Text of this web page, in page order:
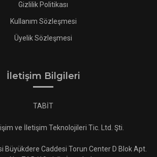
Gizlilik Politikası
Kullanım Sözleşmesi
Üyelik Sözleşmesi
İletişim Bilgileri
TABİT
ve İletişim Teknolojileri Tic. Ltd. Şti.
Büyükdere Caddesi Torun Center D Blok Apt.